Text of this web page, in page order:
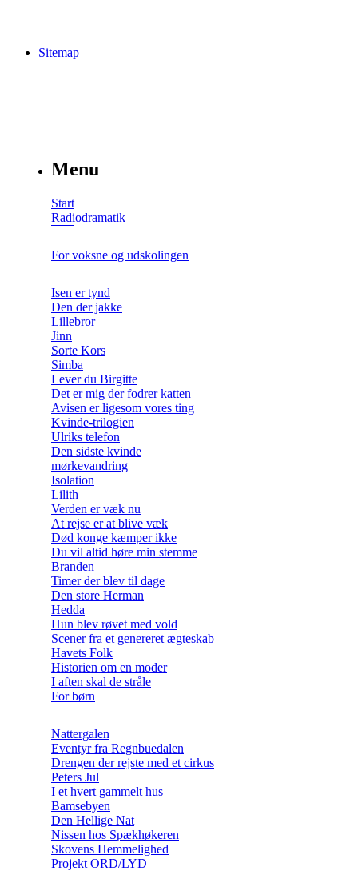
Sitemap
Menu
Start
Radiodramatik
For voksne og udskolingen
Isen er tynd
Den der jakke
Lillebror
Jinn
Sorte Kors
Simba
Lever du Birgitte
Det er mig der fodrer katten
Avisen er ligesom vores ting
Kvinde-trilogien
Ulriks telefon
Den sidste kvinde
mørkevandring
Isolation
Lilith
Verden er væk nu
At rejse er at blive væk
Død konge kæmper ikke
Du vil altid høre min stemme
Branden
Timer der blev til dage
Den store Herman
Hedda
Hun blev røvet med vold
Scener fra et genereret ægteskab
Havets Folk
Historien om en moder
I aften skal de stråle
For børn
Nattergalen
Eventyr fra Regnbuedalen
Drengen der rejste med et cirkus
Peters Jul
I et hvert gammelt hus
Bamsebyen
Den Hellige Nat
Nissen hos Spækhøkeren
Skovens Hemmelighed
Projekt ORD/LYD